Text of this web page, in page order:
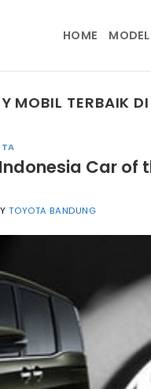
HOME MODEL
MOBIL TERBAIK
Car of
TOYOTA BANDUNG